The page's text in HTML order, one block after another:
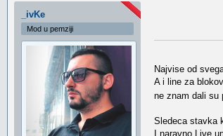
_ivKe
Mod u pemziji
Najvise od
A i line za
ne znam dali su
Sledeca stavka
I naravno Live